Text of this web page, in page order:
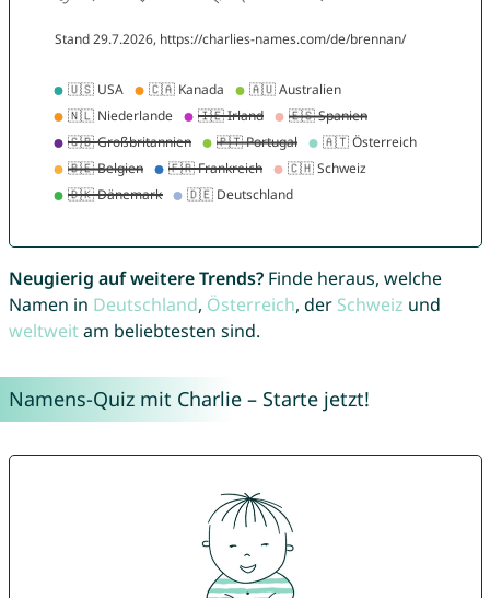
Neugierig auf weitere Trends?Finde heraus, welche
Namen in Deutschland, Österreich, der Schweiz und
weltweitam beliebtesten sind.
Namens-Quiz mit Charlie – Starte jetzt!